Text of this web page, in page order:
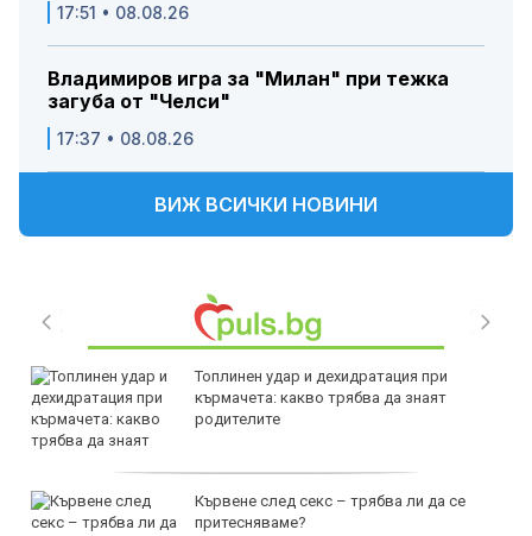
17:51 • 08.08.26
Владимиров игра за "Милан" при тежка
загуба от "Челси"
17:37 • 08.08.26
ВИЖ ВСИЧКИ НОВИНИ
Топлинен удар и дехидратация при
кърмачета: какво трябва да знаят
родителите
Кървене след секс – трябва ли да се
притесняваме?